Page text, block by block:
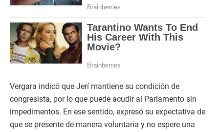
Vergara indicó que Jerí mantiene su condición de
congresista, por lo que puede acudir al Parlamento sin
impedimentos. En ese sentido, expresó su expectativa de
que se presente de manera voluntaria y no espere una